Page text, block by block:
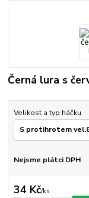
Černá lura s
Velikost a typ háčku
Nejsme plátci DPH
34 Kč/ks